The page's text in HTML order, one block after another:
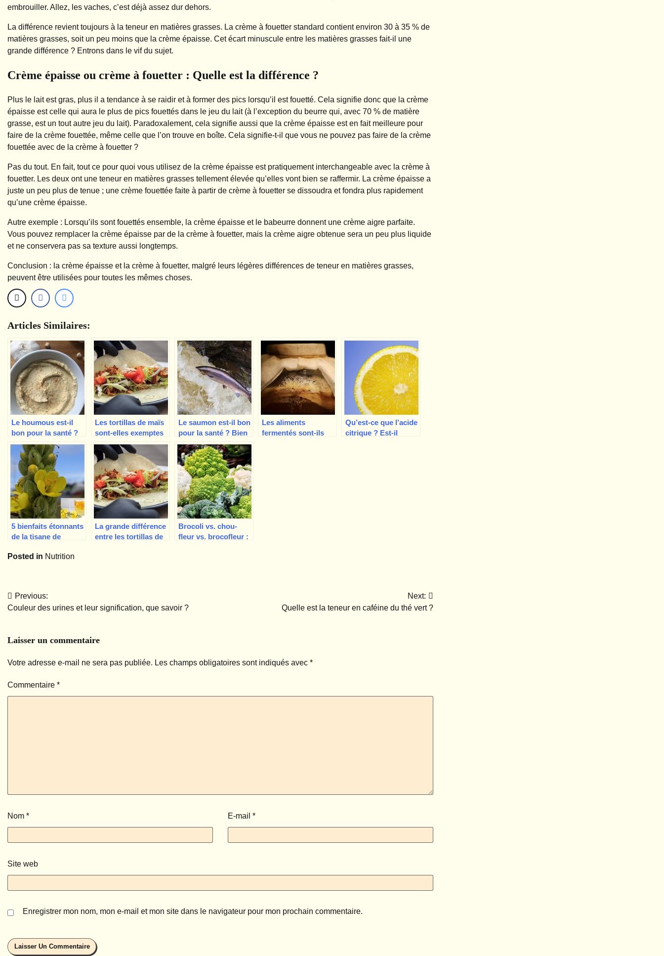
embrouiller. Allez, les vaches, c’est déjà assez dur dehors.
La différence revient toujours à la teneur en matières grasses. La crème à fouetter standard contient environ 30 à 35 % de
matières grasses, soit un peu moins que la crème épaisse. Cet écart minuscule entre les matières grasses fait-il une
grande différence ? Entrons dans le vif du sujet.
Crème épaisse ou crème à fouetter : Quelle est la différence ?
Plus le lait est gras, plus il a tendance à se raidir et à former des pics lorsqu’il est fouetté. Cela signifie donc que la crème
épaisse est celle qui aura le plus de pics fouettés dans le jeu du lait (à l’exception du beurre qui, avec 70 % de matière
grasse, est un tout autre jeu du lait). Paradoxalement, cela signifie aussi que la crème épaisse est en fait meilleure pour
faire de la crème fouettée, même celle que l’on trouve en boîte. Cela signifie-t-il que vous ne pouvez pas faire de la crème
fouettée avec de la crème à fouetter ?
Pas du tout. En fait, tout ce pour quoi vous utilisez de la crème épaisse est pratiquement interchangeable avec la crème à
fouetter. Les deux ont une teneur en matières grasses tellement élevée qu’elles vont bien se raffermir. La crème épaisse a
juste un peu plus de tenue ; une crème fouettée faite à partir de crème à fouetter se dissoudra et fondra plus rapidement
qu’une crème épaisse.
Autre exemple : Lorsqu’ils sont fouettés ensemble, la crème épaisse et le babeurre donnent une crème aigre parfaite.
Vous pouvez remplacer la crème épaisse par de la crème à fouetter, mais la crème aigre obtenue sera un peu plus liquide
et ne conservera pas sa texture aussi longtemps.
Conclusion : la crème épaisse et la crème à fouetter, malgré leurs légères différences de teneur en matières grasses,
peuvent être utilisées pour toutes les mêmes choses.
Articles Similaires:
Le houmous est-il
bon pour la santé ?
Les tortillas de maïs
sont-elles exemptes
de gluten ?
Le saumon est-il bon
pour la santé ? Bien
sûr que oui !
Les aliments
fermentés sont-ils
Qu’est-ce que l’acide
citrique ? Est-il
5 bienfaits étonnants
de la tisane de
La grande différence
entre les tortillas de
Brocoli vs. chou-
fleur vs. brocofleur :
Posted in Nutrition
Navigation
l’article
Previous:
Couleur des urines et leur signification, que savoir ?
Next:
Quelle est la teneur en caféine du thé vert ?
Laisser un commentaire
Votre adresse e-mail ne sera pas publiée. Les champs obligatoires sont indiqués avec *
Commentaire *
Nom * E-mail *
Site web
Enregistrer mon nom, mon e-mail et mon site dans le navigateur pour mon prochain commentaire.